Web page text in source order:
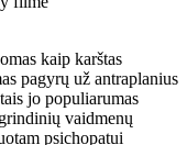
kaip karštas
pagyrų už antraplanius
jo populiarumas
vaidmenų
psichopatui